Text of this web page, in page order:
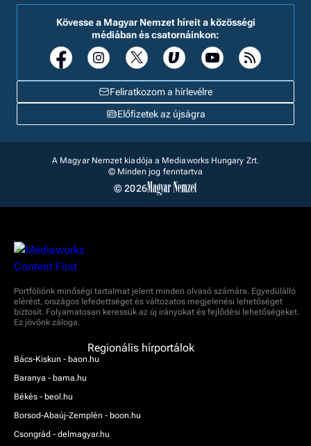
Feliratkozom a hírlevélre
Kövesse a Magyar Nemzet híreit a közösségi
médiában és csatornáinkon:
Előfizetek az újságra
A Magyar Nemzet kiadója a Mediaworks Hungary Zrt.
© Minden jog fenntartva
© 2026
Portfóliónk minőségi tartalmat jelent minden olvasó számára. Egyedülálló
elérést, országos lefedettséget és változatos megjelenési lehetőséget
biztosít. Folyamatosan keressük az új irányokat és fejlődési lehetőségeket.
Ez jövőnk záloga.
Regionális hírportálok
Bács-Kiskun - baon.hu
Baranya - bama.hu
Békés - beol.hu
Borsod-Abaúj-Zemplén - boon.hu
Csongrád - delmagyar.hu